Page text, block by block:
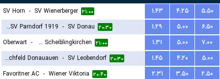
SV Horn - SV Wienerberger ۲۱:۰۰ ۱.۴۳ ۴.۲۵
۵.۵۰
SC ESV Parndorf 1919
- SV Donau ۲۰:۳۰ ۱.۲۹ ۵.۰۰
۶.۵۰
Oberwart - USV Scheiblingkirchen ۲۱:۰۰ ۱.۳۱ ۵.۰۰
۷.۰۰
Marchfeld Donauauen
- SV Leobendorf ۲۰:۳۰ ۱.۴۵ ۴.۲۰
۵.۰۰
Favoritner AC - Wiener Viktoria ۲۰:۴۰ ۲.۳۱ ۳.۵۰
۲.۵۰